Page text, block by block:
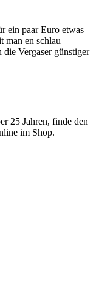
ein paar Euro etwas
man en schlau
Vergaser günstiger
25 Jahren, finde den
im Shop.